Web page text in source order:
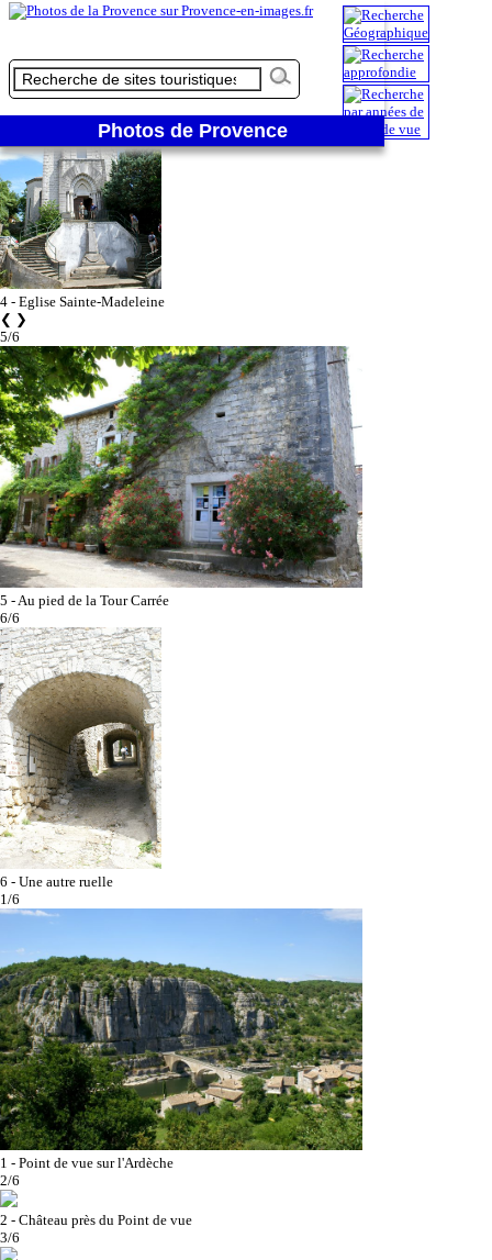
4 - Eglise Sainte-Madeleine
❮ ❯
5/6
5 - Au pied de la Tour Carrée
6/6
6 - Une autre ruelle
1/6
1 - Point de vue sur l'Ardèche
2/6
2 - Château près du Point de vue
3/6
Photos de Provence